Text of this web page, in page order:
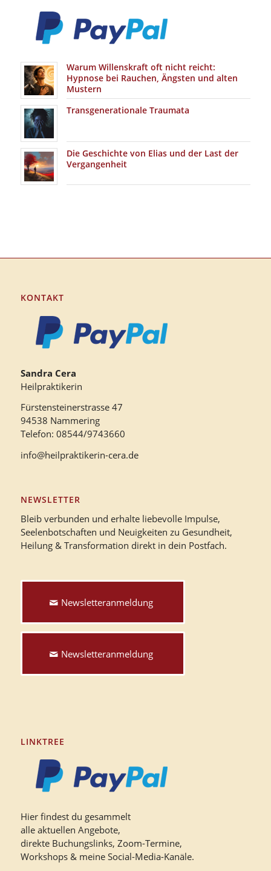
Warum Willenskraft oft nicht reicht:
Hypnose bei Rauchen, Ängsten und alten
Mustern
Transgenerationale Traumata
Die Geschichte von Elias und der Last der
Vergangenheit
KONTAKT
Sandra Cera
Heilpraktikerin
Fürstensteinerstrasse 47
94538 Nammering
Telefon: 08544/9743660
info@heilpraktikerin-cera.de
NEWSLETTER
Bleib verbunden und erhalte liebevolle Impulse,
Seelenbotschaften und Neuigkeiten zu Gesundheit,
Heilung & Transformation direkt in dein Postfach.
Newsletteranmeldung
Newsletteranmeldung
LINKTREE
Hier findest du gesammelt
alle aktuellen Angebote,
direkte Buchungslinks, Zoom-Termine,
Workshops & meine Social-Media-Kanäle.